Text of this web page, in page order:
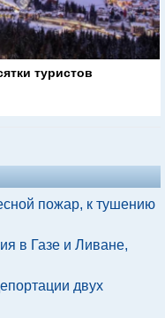
туристов
пожар, к тушению
в Газе и Ливане,
двух